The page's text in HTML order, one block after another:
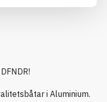
i Aluminium.